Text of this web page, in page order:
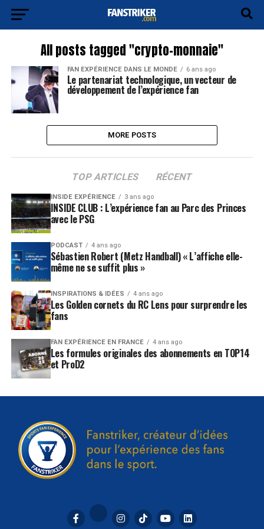
All posts tagged "crypto-monnaie"
FAN EXPÉRIENCE DANS LE MONDE 6 ans ago
Le partenariat technologique, un vecteur de
développement de l’expérience fan
MORE POSTS
TOP ARTICLES RÉCENT
INSIDE EXPÉRIENCE 3 ans ago
INSIDE CLUB : L’expérience fan au Parc des Princes
avec le PSG
PODCAST 4 ans ago
Sébastien Robert (Metz Handball) « L’affiche elle-
même ne se suffit plus »
INSPIRATIONS & IDÉES 4 ans ago
Les Golden cornets du RC Lens pour surprendre les
fans
FAN EXPÉRIENCE EN FRANCE 4 ans ago
Les formules originales des abonnements en TOP14
et ProD2